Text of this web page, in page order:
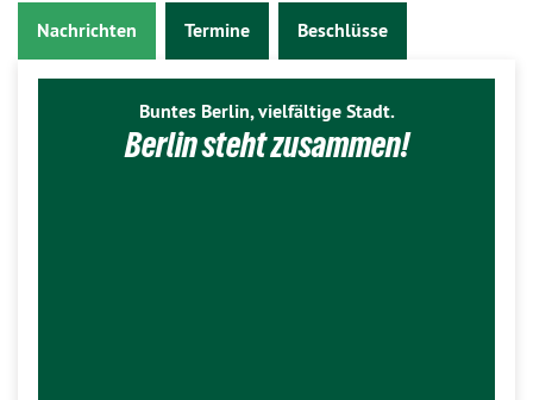
Nachrichten Termine Beschlüsse
Buntes Berlin, vielfältige Stadt.
Berlin steht zusammen!